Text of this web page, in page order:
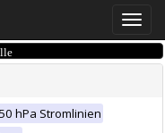
Toggle
hPa Stromlinien